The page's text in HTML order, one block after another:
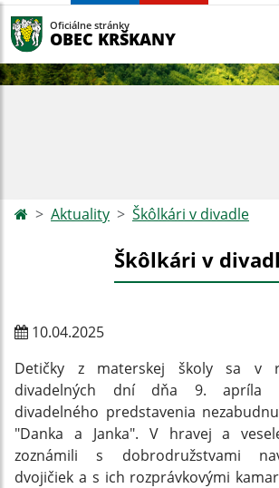
Oficiálne stránky
OBEC KRŠKANY
Aktuality Škôlkári v divadle
Škôlkári v
10.04.2025
Detičky z materskej školy sa v
divadelných dní dňa 9. apríla
divadelného predstavenia
"Danka a Janka". V hravej a
zoznámili s dobrodružstvami
dvojičiek a s ich rozprávkovými